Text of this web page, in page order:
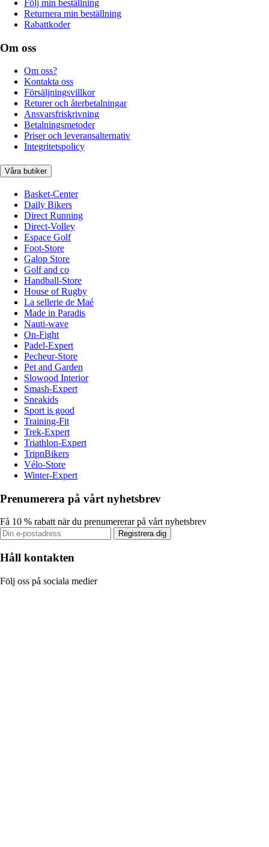
Följ min beställning
Returnera min beställning
Rabattkoder
Om oss
Om oss?
Kontakta oss
Försäljningsvillkor
Returer och återbetalningar
Ansvarsfriskrivning
Betalningsmetoder
Priser och leveransalternativ
Integritetspolicy
Våra butiker
Basket-Center
Daily Bikers
Direct Running
Direct-Volley
Espace Golf
Foot-Store
Galop Store
Golf and co
Handball-Store
House of Rugby
La sellerie de Maé
Made in Paradis
Nauti-wave
On-Fight
Padel-Expert
Pecheur-Store
Pet and Garden
Slowood Interior
Smash-Expert
Sneakids
Sport is good
Training-Fit
Trek-Expert
Triathlon-Expert
TripnBikers
Vélo-Store
Winter-Expert
Prenumerera på vårt nyhetsbrev
Få 10 % rabatt när du prenumererar på vårt nyhetsbrev
Registrera dig
Håll kontakten
Följ oss på sociala medier